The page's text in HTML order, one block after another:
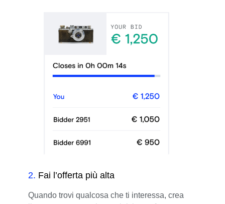
2. Fai l’offerta più alta
Quando trovi qualcosa che ti interessa, crea